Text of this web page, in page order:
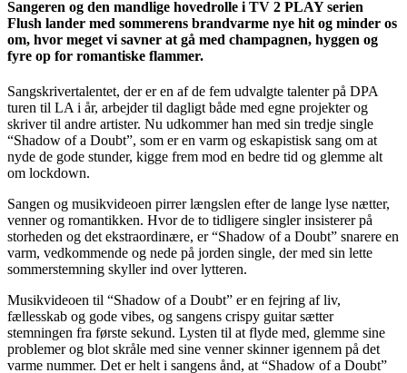
Sangeren og den mandlige hovedrolle i TV 2 PLAY serien
Flush lander med sommerens brandvarme nye hit og minder os
om, hvor meget vi savner at gå med champagnen, hyggen og
fyre op for romantiske flammer.
Sangskrivertalentet, der er en af de fem udvalgte talenter på DPA
turen til LA i år, arbejder til dagligt både med egne projekter og
skriver til andre artister. Nu udkommer han med sin tredje single
“Shadow of a Doubt”, som er en varm og eskapistisk sang om at
nyde de gode stunder, kigge frem mod en bedre tid og glemme alt
om lockdown.
Sangen og musikvideoen pirrer længslen efter de lange lyse nætter,
venner og romantikken. Hvor de to tidligere singler insisterer på
storheden og det ekstraordinære, er “Shadow of a Doubt” snarere en
varm, vedkommende og nede på jorden single, der med sin lette
sommerstemning skyller ind over lytteren.
Musikvideoen til “Shadow of a Doubt” er en fejring af liv,
fællesskab og gode vibes, og sangens crispy guitar sætter
stemningen fra første sekund. Lysten til at flyde med, glemme sine
problemer og blot skråle med sine venner skinner igennem på det
varme nummer. Det er helt i sangens ånd, at “Shadow of a Doubt”